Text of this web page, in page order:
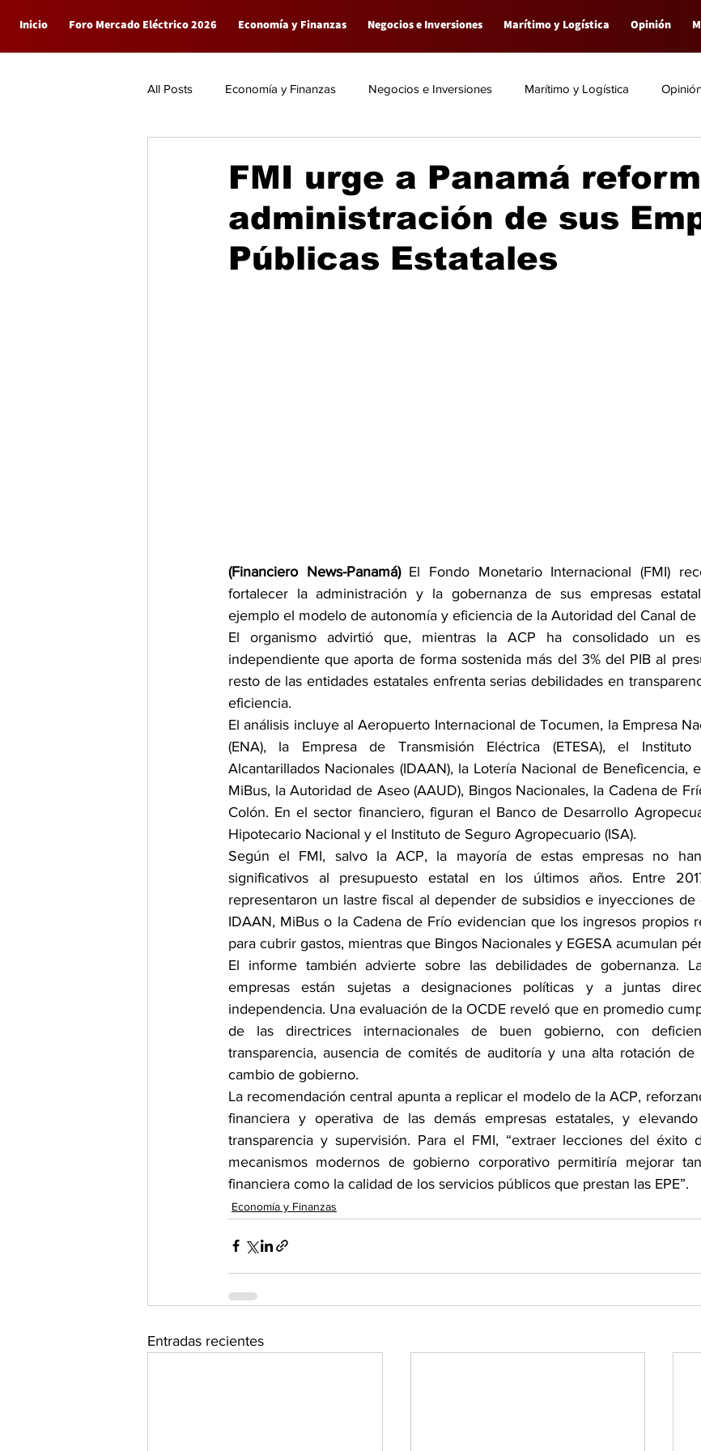
Inicio Foro Mercado Eléctrico 2026 Economía y Finanzas Negocios e Inversiones Marítimo y Logística Opinión
All Posts Economía y Finanzas Negocios e Inversiones Marítimo y Logística
FMI urge a Panamá
administración de sus
Públicas Estatales
(Financiero News-Panamá) El Fondo Monetario Internacional (FMI)
fortalecer la administración y la gobernanza de sus empresas
ejemplo el modelo de autonomía y eficiencia de la Autoridad del Canal de
El organismo advirtió que, mientras la ACP ha consolidado un
independiente que aporta de forma sostenida más del 3% del PIB al
resto de las entidades estatales enfrenta serias debilidades en
eficiencia.
El análisis incluye al Aeropuerto Internacional de Tocumen, la Empresa
(ENA), la Empresa de Transmisión Eléctrica (ETESA), el
Alcantarillados Nacionales (IDAAN), la Lotería Nacional de Beneficencia,
MiBus, la Autoridad de Aseo (AAUD), Bingos Nacionales, la Cadena de
Colón. En el sector financiero, figuran el Banco de Desarrollo
Hipotecario Nacional y el Instituto de Seguro Agropecuario (ISA).
Según el FMI, salvo la ACP, la mayoría de estas empresas no
significativos al presupuesto estatal en los últimos años. Entre
representaron un lastre fiscal al depender de subsidios e inyecciones de
IDAAN, MiBus o la Cadena de Frío evidencian que los ingresos propios
para cubrir gastos, mientras que Bingos Nacionales y EGESA acumulan
El informe también advierte sobre las debilidades de gobernanza.
empresas están sujetas a designaciones políticas y a juntas
independencia. Una evaluación de la OCDE reveló que en promedio
de las directrices internacionales de buen gobierno, con
transparencia, ausencia de comités de auditoría y una alta rotación de
cambio de gobierno.
La recomendación central apunta a replicar el modelo de la ACP,
financiera y operativa de las demás empresas estatales, y
transparencia y supervisión. Para el FMI, “extraer lecciones del éxito
mecanismos modernos de gobierno corporativo permitiría mejorar
financiera como la calidad de los servicios públicos que prestan las EPE”.
Economía y Finanzas
Entradas recientes